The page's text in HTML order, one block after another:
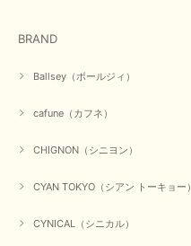
BRAND
Ballsey（ボールジィ）
cafune（カフネ）
CHIGNON（シニヨン）
CYAN TOKYO（シアン トーキョー）
CYNICAL（シニカル）